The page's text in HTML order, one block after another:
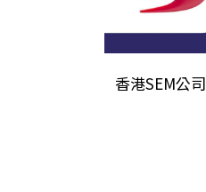
香港SEM公司